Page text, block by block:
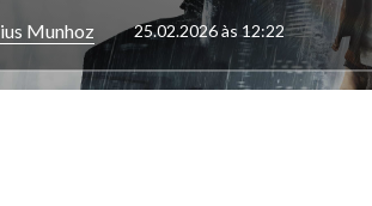
Munhoz 25.02.2026 às 12:22